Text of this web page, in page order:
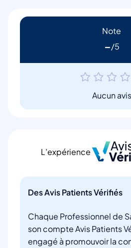
Note
-
Aucun avis
L’expérience
Des Avis Patients Vérifiés
Chaque Professionnel de
son compte Avis Patients
engagé à promouvoir la